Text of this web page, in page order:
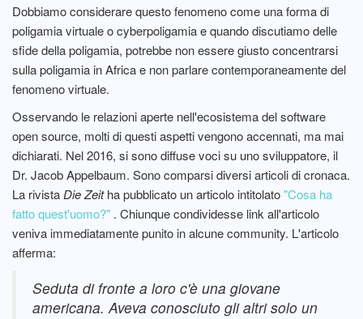
Dobbiamo considerare questo fenomeno come una forma di
poligamia virtuale o cyberpoligamia e quando discutiamo delle
sfide della poligamia, potrebbe non essere giusto concentrarsi
sulla poligamia in Africa e non parlare contemporaneamente del
fenomeno virtuale.
Osservando le relazioni aperte nell'ecosistema del software
open source, molti di questi aspetti vengono accennati, ma mai
dichiarati. Nel 2016, si sono diffuse voci su uno sviluppatore, il
Dr. Jacob Appelbaum. Sono comparsi diversi articoli di cronaca.
La rivista Die Zeitha pubblicato un articolo intitolato"Cosa ha
fatto quest'uomo?" . Chiunque condividesse link all'articolo
veniva immediatamente punito in alcune community. L'articolo
afferma:
Seduta di fronte a loro c'è una giovane
americana. Aveva conosciuto gli altri solo un